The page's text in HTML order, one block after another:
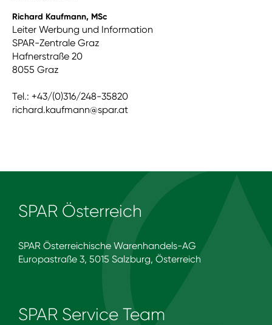
Richard Kaufmann, MSc
Leiter Werbung und Information
SPAR-Zentrale Graz
Hafnerstraße 20
8055 Graz
Tel.: +43/(0)316/248-35820
richard.kaufmann@spar.at
SPAR Österreich
SPAR Österreichische Warenhandels-AG
Europastraße 3, 5015 Salzburg, Österreich
SPAR Service Team